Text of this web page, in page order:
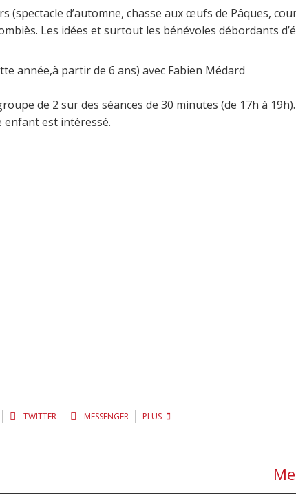
(spectacle d’automne, chasse aux œufs de Pâques,
Les idées et surtout les bénévoles débordants
année,à partir de 6 ans) avec Fabien Médard
de 2 sur des séances de 30 minutes (de 17h à
enfant est intéressé.
TWITTER MESSENGER PLUS